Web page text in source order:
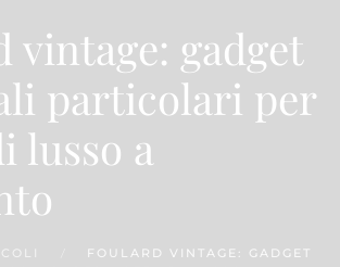
vintage: gadget
particolari per
lusso a
FOULARD VINTAGE: GADGET